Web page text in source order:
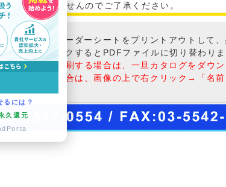
ご返金できませんのでご了承ください。
。こちらのオーダーシートをプリントアウトして
い。※クリックするとPDFファイルに切り替わりま
ざいます。印刷する場合は、一旦カタログをダウン
ロードする場合は、画像の上で右クリック→「名前
。
るには？
久還元